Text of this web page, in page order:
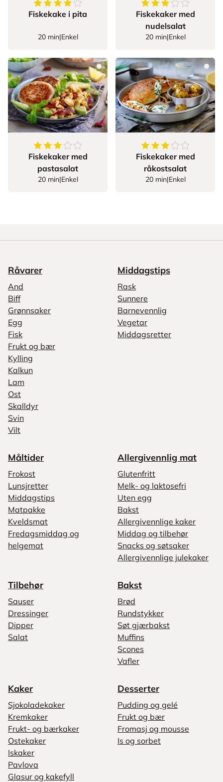
4av5stjerner
Fiskekake i pita
20 min|Enkel
Fiskekaker med
nudelsalat
20 min|Enkel
3.5454545454545454
stjerner
Fiskekaker med
pastasalat
20 min|Enkel
Fiskekaker med
råkostsalat
20 min|Enkel
Råvarer
And
Biff
Grønnsaker
Egg
Fisk
Frukt og bær
Kylling
Kalkun
Lam
Ost
Skalldyr
Svin
Vilt
Middagstips
Rask
Sunnere
Barnevennlig
Vegetar
Middagsretter
Måltider
Frokost
Lunsjretter
Middagstips
Matpakke
Kveldsmat
Fredagsmiddag og
helgemat
Allergivennlig mat
Glutenfritt
Melk- og laktosefri
Uten egg
Bakst
Allergivennlige kaker
Middag og tilbehør
Snacks og søtsaker
Allergivennlige julekaker
Tilbehør
Sauser
Dressinger
Dipper
Salat
Bakst
Brød
Rundstykker
Søt gjærbakst
Muffins
Scones
Vafler
Kaker
Sjokoladekaker
Kremkaker
Frukt- og bærkaker
Ostekaker
Iskaker
Pavlova
Glasur og kakefyll
Desserter
Pudding og gelé
Frukt og bær
Fromasj og mousse
Is og sorbet